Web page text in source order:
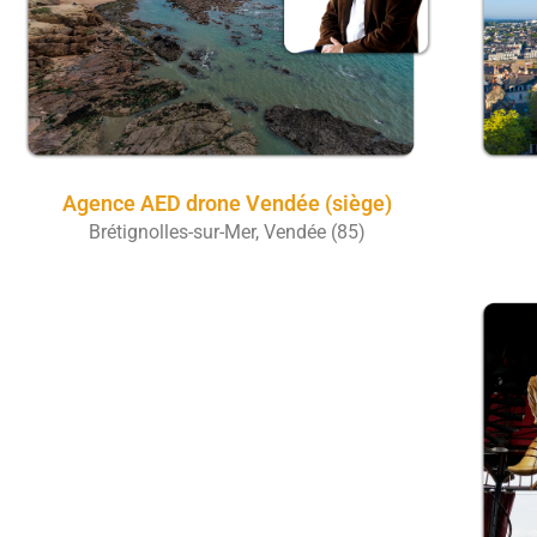
Agence AED drone Vendée (siège)
Brétignolles-sur-Mer, Vendée (85)